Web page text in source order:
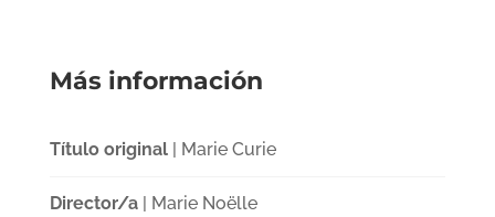
Más información
Título original| Marie Curie
Director/a| Marie Noëlle